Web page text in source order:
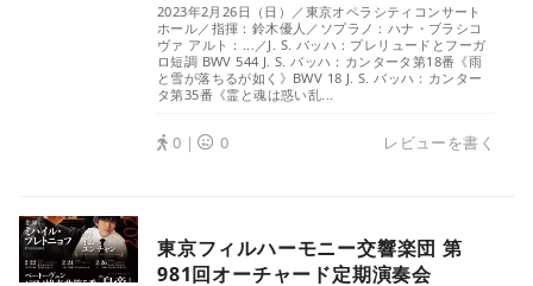
2023年2月26日（日）／東京オペラシティコンサート
ホール／指揮：鈴木優人／ソプラノ：ハナ・ブラシコ
ヴァ アルト：...／J. S. バッハ：プレリュードとフーガ
ロ短調 BWV 544 J. S. バッハ：カンタータ第18番《雨
と雪が落ちるが如く》BWV 18 J. S. バッハ：カンター
タ第35番《霊と魂は惑い乱...
0｜ 0 レビューを書く
東京フィルハーモニー交響楽団 第
981回オーチャード定期演奏会